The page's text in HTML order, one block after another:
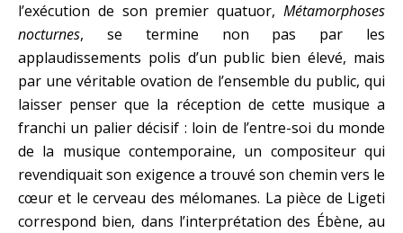
l’exécution de son premier quatuor, Métamorphoses
nocturnes, se termine non pas par les
applaudissements polis d’un public bien élevé, mais
par une véritable ovation de l’ensemble du public, qui
laisser penser que la réception de cette musique a
franchi un palier décisif : loin de l’entre-soi du monde
de la musique contemporaine, un compositeur qui
revendiquait son exigence a trouvé son chemin vers le
cœur et le cerveau des mélomanes. La pièce de Ligeti
correspond bien, dans l’interprétation des Ébène, au